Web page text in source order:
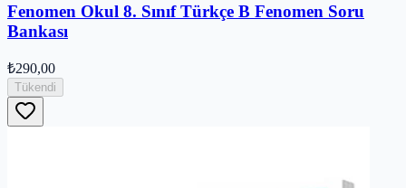
Fenomen Okul 8. Sınıf Türkçe B Fenomen Soru
Bankası
₺290,00
Tükendi